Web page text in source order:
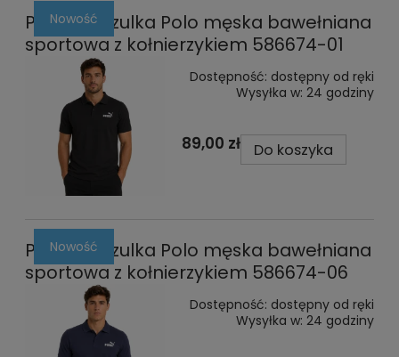
Puma koszulka Polo męska bawełniana
sportowa z kołnierzykiem 586674-01
Dostępność: dostępny od ręki
Wysyłka w: 24 godziny
89,00 zł Do koszyka
Nowość
Puma koszulka Polo męska bawełniana
sportowa z kołnierzykiem 586674-06
Dostępność: dostępny od ręki
Wysyłka w: 24 godziny
Nowość